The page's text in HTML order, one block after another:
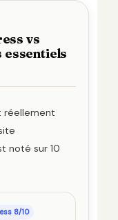
vs
essentiels
réellement
noté sur 10
8/10